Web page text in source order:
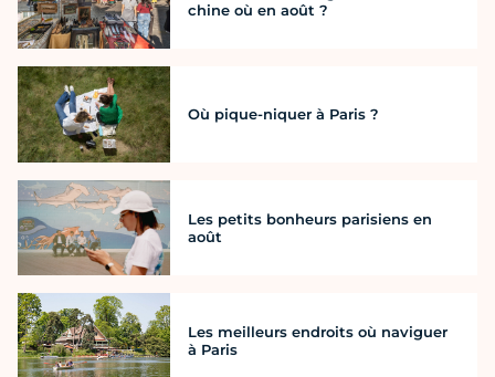
chine où en août ?
Où pique-niquer à Paris ?
Les petits bonheurs parisiens en
août
Les meilleurs endroits où naviguer
à Paris